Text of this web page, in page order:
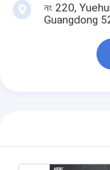
নং 220,
Guangdong